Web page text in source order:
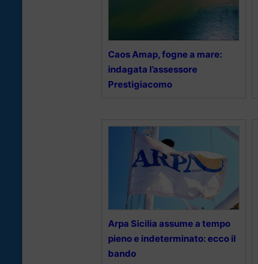
Caos Amap, fogne a mare:
indagata l’assessore
Prestigiacomo
Arpa Sicilia assume a tempo
pieno e indeterminato: ecco il
bando